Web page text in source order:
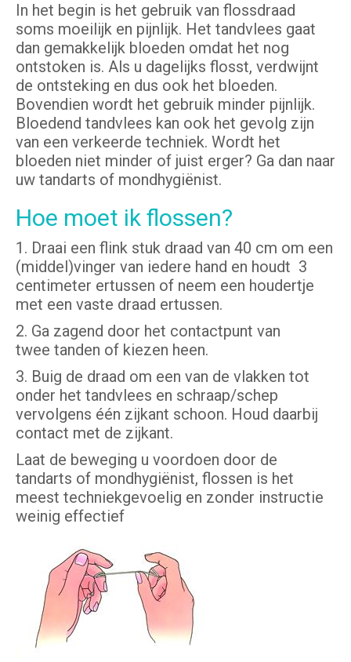
In het begin is het gebruik van flossdraad
soms moeilijk en pijnlijk. Het tandvlees gaat
dan gemakkelijk bloeden omdat het nog
ontstoken is. Als u dagelijks flosst, verdwijnt
de ontsteking en dus ook het bloeden.
Bovendien wordt het gebruik minder pijnlijk.
Bloedend tandvlees kan ook het gevolg zijn
van een verkeerde techniek. Wordt het
bloeden niet minder of juist erger? Ga dan naar
uw tandarts of mondhygiënist.
Hoe moet ik flossen?
1. Draai een flink stuk draad van 40 cm om een
(middel)vinger van iedere hand en houdt 3
centimeter ertussen of neem een houdertje
met een vaste draad ertussen.
2. Ga zagend door het contactpunt van
twee tanden of kiezen heen.
3. Buig de draad om een van de vlakken tot
onder het tandvlees en schraap/schep
vervolgens één zijkant schoon. Houd daarbij
contact met de zijkant.
Laat de beweging u voordoen door de
tandarts of mondhygiënist, flossen is het
meest techniekgevoelig en zonder instructie
weinig effectief